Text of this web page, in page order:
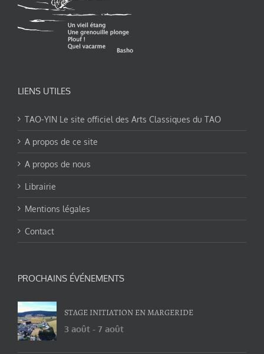
LIENS UTILES
TAO-YIN Le site officiel des Arts Classiques du TAO
A propos de ce site
A propos de nous
Librairie
Mentions légales
Contact
PROCHAINS ÉVÉNEMENTS
STAGE INITIATION EN MARGERIDE
3 août - 7 août